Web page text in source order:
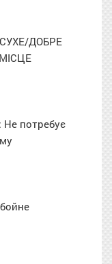
ДОБРЕ
Не потребує